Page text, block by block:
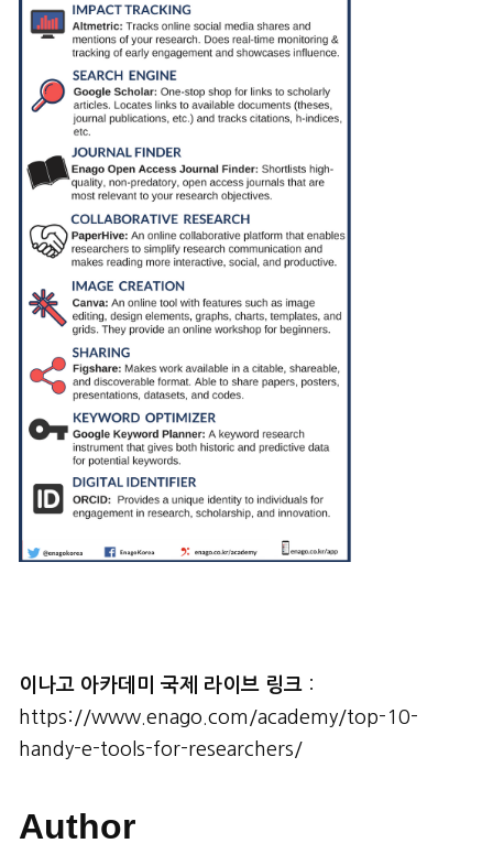
이나고 아카데미 국제 라이브 링크 :
https://www.enago.com/academy/top-10-
handy-e-tools-for-researchers/
Author